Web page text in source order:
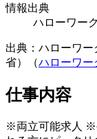
情報出典
ハローワーク
出典：ハローワ
省）（ハローワー
仕事内容
※両立可能求人 ※